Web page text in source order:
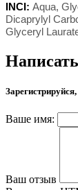
INCI: Aqua,
Dicaprylyl
Glyceryl
Ваше имя:
Ваш отзыв